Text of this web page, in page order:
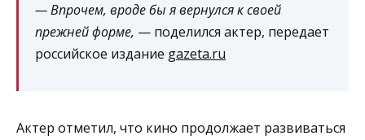
— Впрочем, вроде бы я вернулся к своей
прежней форме, — поделился актер, передает
российское издание gazeta.ru
Актер отметил, что кино продолжает развиваться